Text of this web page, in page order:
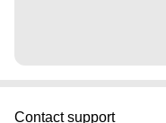
Contact support